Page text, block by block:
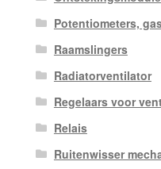
Potentiometers,
Raamslingers
Radiatorventilator
Regelaars voor
Relais
Ruitenwisser